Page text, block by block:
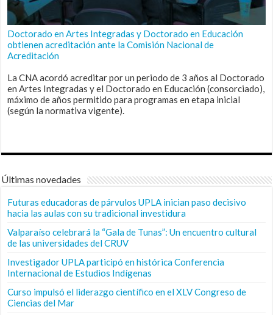
Doctorado en Artes Integradas y Doctorado en Educación
obtienen acreditación ante la Comisión Nacional de
Acreditación
La CNA acordó acreditar por un periodo de 3 años al Doctorado
en Artes Integradas y el Doctorado en Educación (consorciado),
máximo de años permitido para programas en etapa inicial
(según la normativa vigente).
Últimas novedades
Futuras educadoras de párvulos UPLA inician paso decisivo
hacia las aulas con su tradicional investidura
Valparaíso celebrará la “Gala de Tunas”: Un encuentro cultural
de las universidades del CRUV
Investigador UPLA participó en histórica Conferencia
Internacional de Estudios Indígenas
Curso impulsó el liderazgo científico en el XLV Congreso de
Ciencias del Mar